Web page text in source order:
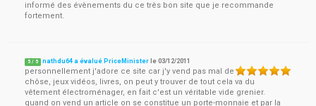
informé des évènements du ce très bon site que je recommande
fortement.
5 / 5 nathdu64 a évalué PriceMinister le03/12/2011
personnellement j'adore ce site car j'y vend pas mal de
chôse, jeux vidéos, livres, on peut y trouver de tout cela va du
vêtement électroménager, en fait c'est un véritable vide grenier.
quand on vend un article on se constitue un porte-monnaie et par la